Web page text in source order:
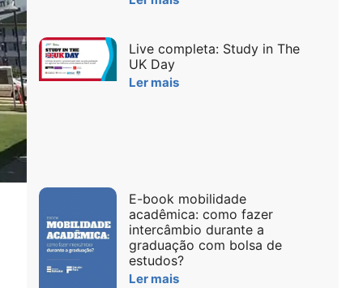
Live completa: Study in The
UK Day
Ler mais
E-book mobilidade
acadêmica: como fazer
intercâmbio durante a
graduação com bolsa de
estudos?
Ler mais